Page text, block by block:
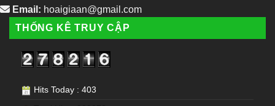
Email: hoaigiaan@gmail.com
THỐNG KÊ TRUY CẬP
Hits Today : 403